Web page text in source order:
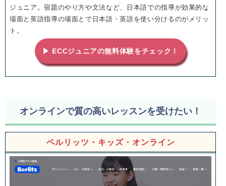
ジュニア。宿題のやり方や文法など、日本語での指導が効果的な
場面と英語指導の場面とで日本語・英語を使い分けるのがメリッ
ト。
▶ ECCジュニアの無料体験をチェック！
オンラインで質の高いレッスンを受けたい！
ベルリッツ・キッズ・オンライン